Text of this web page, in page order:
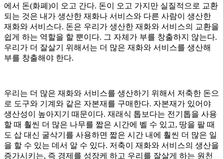
에서 돈(화폐)이 오고 간다. 돈이 오고 가지만 실질적으로 교환
되는 것은 내가 생산한 재화나 서비스와 다른 사람이 생산한
재화와 서비스다. 돈은 우리가 생산한 재화와 서비스의 교환을
쉽게 하는 역할을 할 뿐이다. 그 자체가 부를 창출하지 않는다.
우리가 더 잘살기 위해서는 더 많은 재화와 서비스를 생산해
부를 창출해야 한다.
우리는 더 많은 재화와 서비스를 생산하기 위해서 저축한 돈으
로 도구와 기계와 같은 자본재를 구매한다. 자본재가 있어야
생산성이 높아지기 때문이다. 재래식 톱보다는 전기톱을 사용
할 때 훨씬 더 많은 나무를 짧은 시간에 벨 수 있고, 땅을 팔 때
도 삽 대신 굴삭기를 사용하면 짧은 시간 내에 훨씬 더 많은 일
을 할 수 있는 데서 알 수 있다. 저축이 재화와 서비스의 생산을
증가시키는, 즉 경제를 성장케 하고 우리를 잘살게 하는 원천